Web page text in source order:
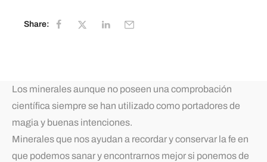
Share:
Los minerales aunque no poseen una comprobación
científica siempre se han utilizado como portadores de
magia y buenas intenciones.
Minerales que nos ayudan a recordar y conservar la fe en
que podemos sanar y encontrarnos mejor si ponemos de